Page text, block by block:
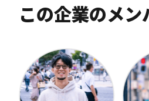
この企業のメン